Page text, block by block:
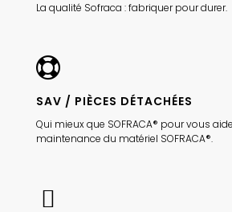
La qualité Sofraca : fabriquer pour durer.
SAV / PIÈCES DÉTACHÉES
Qui mieux que SOFRACA® pour vous
maintenance du matériel SOFRACA®.